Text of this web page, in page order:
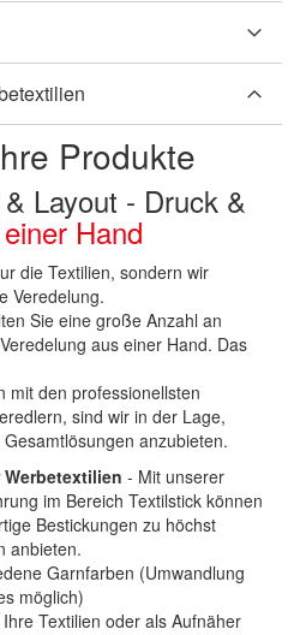
Produkte
Layout - Druck &
Hand
die Textilien, sondern wir
Veredelung.
Sie eine große Anzahl an
aus einer Hand. Das
mit den professionellsten
sind wir in der Lage,
anzubieten.
- Mit unserer
im Bereich Textilstick können
Bestickungen zu höchst
anbieten.
Garnfarben (Umwandlung
möglich)
Textilien oder als Aufnäher